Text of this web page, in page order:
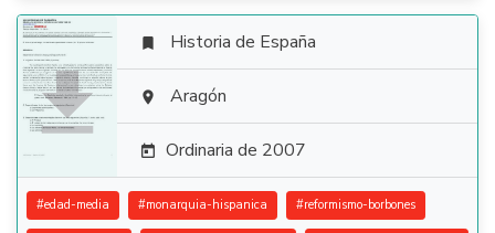

 Historia de España
 Aragón
 Ordinaria de 2007
#edad-media #monarquia-hispanica #reformismo-borbones